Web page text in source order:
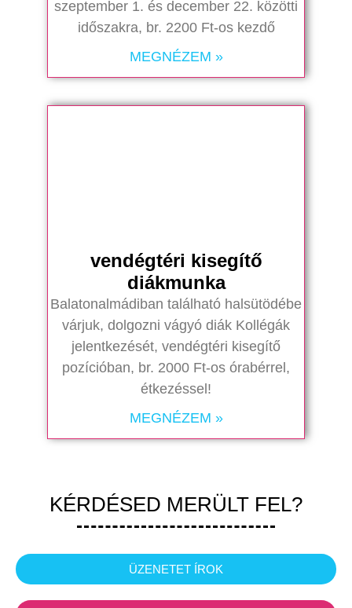
szeptember 1. és december 22. közötti
időszakra, br. 2200 Ft-os kezdő
MEGNÉZEM »
vendégtéri kisegítő
diákmunka
Balatonalmádiban található halsütödébe
várjuk, dolgozni vágyó diák Kollégák
jelentkezését, vendégtéri kisegítő
pozícióban, br. 2000 Ft-os órabérrel,
étkezéssel!
MEGNÉZEM »
KÉRDÉSED MERÜLT FEL?
ÜZENETET ÍROK